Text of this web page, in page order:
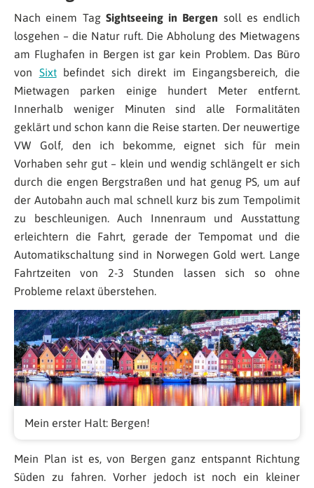
Nach einem Tag Sightseeing in Bergen soll es endlich
losgehen – die Natur ruft. Die Abholung des Mietwagens
am Flughafen in Bergen ist gar kein Problem. Das Büro
von Sixtbefindet sich direkt im Eingangsbereich, die
Mietwagen parken einige hundert Meter entfernt.
Innerhalb weniger Minuten sind alle Formalitäten
geklärt und schon kann die Reise starten. Der neuwertige
VW Golf, den ich bekomme, eignet sich für mein
Vorhaben sehr gut – klein und wendig schlängelt er sich
durch die engen Bergstraßen und hat genug PS, um auf
der Autobahn auch mal schnell kurz bis zum Tempolimit
zu beschleunigen. Auch Innenraum und Ausstattung
erleichtern die Fahrt, gerade der Tempomat und die
Automatikschaltung sind in Norwegen Gold wert. Lange
Fahrtzeiten von 2-3 Stunden lassen sich so ohne
Probleme relaxt überstehen.
Mein erster Halt: Bergen!
Mein Plan ist es, von Bergen ganz entspannt Richtung
Süden zu fahren. Vorher jedoch ist noch ein kleiner